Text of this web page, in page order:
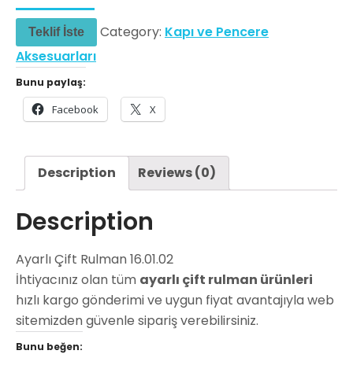
Teklif İste Category: Kapı ve Pencere
Aksesuarları
Bunu paylaş:
Facebook X
Description Reviews (0)
Description
Ayarlı Çift Rulman 16.01.02
İhtiyacınız olan tüm ayarlı çift rulman ürünleri
hızlı kargo gönderimi ve uygun fiyat avantajıyla web
sitemizden güvenle sipariş verebilirsiniz.
Bunu beğen: